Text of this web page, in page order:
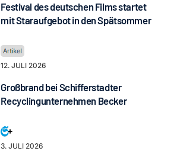
Festival des deutschen Films startet
mit Staraufgebot in den Spätsommer
12. JULI 2026
Großbrand bei Schifferstadter
Recyclingunternehmen Becker
3. JULI 2026